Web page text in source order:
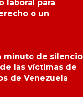
laboral para
o un
minuto de silencio
las víctimas de
de Venezuela